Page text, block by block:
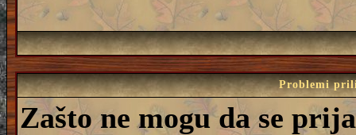
Problemi
Zašto ne mogu da se